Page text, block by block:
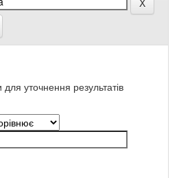
уточнення результатів